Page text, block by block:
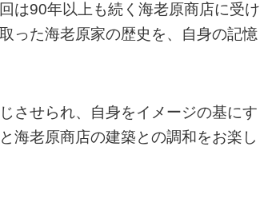
は90年以上も続く海老原商店に受け
った海老原家の歴史を、自身の記憶
させられ、自身をイメージの基にす
海老原商店の建築との調和をお楽し